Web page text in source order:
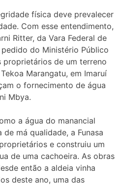
física deve prevalecer
Com esse entendimento,
Ritter, da Vara Federal de
do Ministério Público
proprietários de um terreno
Marangatu, em Imaruí
o fornecimento de água
Mbya.
a água do manancial
má qualidade, a Funasa
e construiu um
de uma cachoeira. As obras
então a aldeia vinha
deste ano, uma das